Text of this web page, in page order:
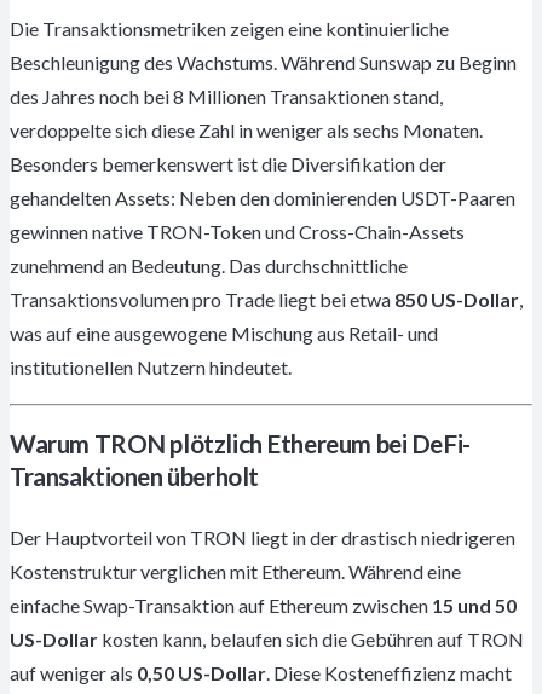
Die Transaktionsmetriken zeigen eine kontinuierliche
Beschleunigung des Wachstums. Während Sunswap zu Beginn
des Jahres noch bei 8 Millionen Transaktionen stand,
verdoppelte sich diese Zahl in weniger als sechs Monaten.
Besonders bemerkenswert ist die Diversifikation der
gehandelten Assets: Neben den dominierenden USDT-Paaren
gewinnen native TRON-Token und Cross-Chain-Assets
zunehmend an Bedeutung. Das durchschnittliche
Transaktionsvolumen pro Trade liegt bei etwa 850 US-Dollar
was auf eine ausgewogene Mischung aus Retail- und
institutionellen Nutzern hindeutet.
Warum TRON plötzlich Ethereum bei DeFi-
Transaktionen überholt
Der Hauptvorteil von TRON liegt in der drastisch niedrigeren
Kostenstruktur verglichen mit Ethereum. Während eine
einfache Swap-Transaktion auf Ethereum zwischen 15 und 50
US-Dollar kosten kann, belaufen sich die Gebühren auf TRON
auf weniger als 0,50 US-Dollar. Diese Kosteneffizienz macht